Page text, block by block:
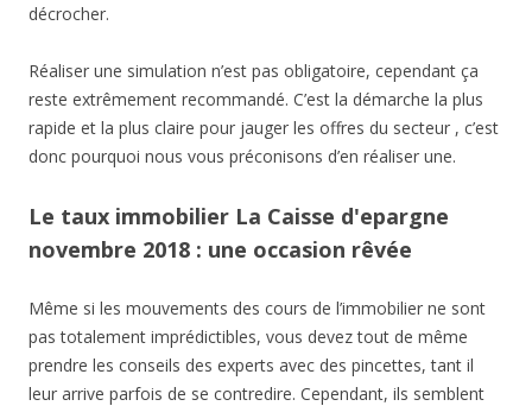
décrocher.
Réaliser une simulation n’est pas obligatoire, cependant ça
reste extrêmement recommandé. C’est la démarche la plus
rapide et la plus claire pour jauger les offres du secteur , c’est
donc pourquoi nous vous préconisons d’en réaliser une.
Le taux immobilier La Caisse d'epargne
novembre 2018 : une occasion rêvée
Même si les mouvements des cours de l’immobilier ne sont
pas totalement imprédictibles, vous devez tout de même
prendre les conseils des experts avec des pincettes, tant il
leur arrive parfois de se contredire. Cependant, ils semblent